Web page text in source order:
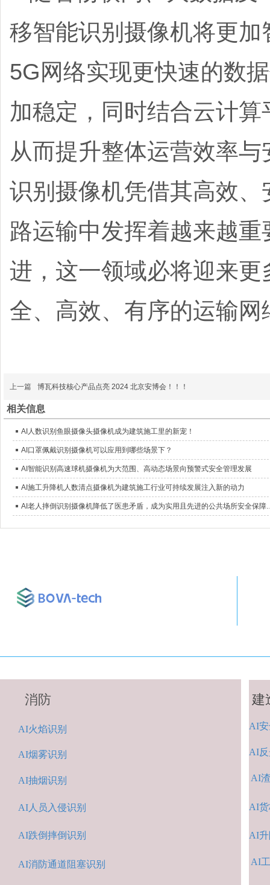
移智能识别摄像机将更
5G网络实现更快速的数
加稳定，同时结合云计
从而提升整体运营效率与
识别摄像机凭借其高效
路运输中发挥着越来越
进，这一领域必将迎来
全、高效、有序的运输
上一篇 博瓦科技核心产品点亮 2024 北京安博会！！！
相关信息
AI人数识别鱼眼摄像头摄像机成为建筑施工里的新宠！
AI口罩佩戴识别摄像机可以应用到哪些场景下？
AI智能识别高速球机摄像机为大范围、高动态场景向预警式安全管理发展
AI施工升降机人数清点摄像机为建筑施工行业可持续发展注入新的动力
AI老人摔倒识别摄像机
AI人 员入侵识别
AI消防通道阻塞识别
AI火焰识别
AI抽烟识别
AI跌倒摔倒识别
AI烟雾识别
建
AI
AI
AI
AI货
AI反
AI
消防